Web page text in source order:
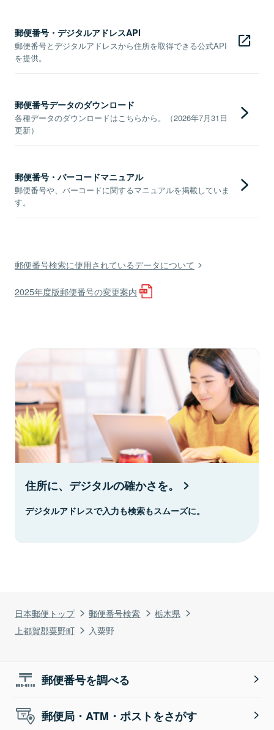
日本郵便トップ 郵便番号検索
栃木県
上都賀郡粟野町
入粟野
郵便番号・デジタルアドレスAPI
郵便番号とデジタルアドレスから住所を取得できる公式API
を提供。
郵便番号データのダウンロード
各種データのダウンロードはこちらから。（2026年7月31日
更新）
郵便番号・バーコードマニュアル
郵便番号や、バーコードに関するマニュアルを掲載していま
す。
郵便番号検索に使用されているデータについて
2025年度版郵便番号の変更案内
住所に、デジタルの確かさを。
デジタルアドレスで入力も検索もスムーズに。
郵便番号を調べる
郵便局・ATM・ポストをさがす